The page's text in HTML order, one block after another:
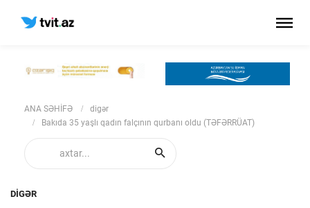
ANA SƏHİFƏ
digər
Bakıda 35 yaşlı qadın falçının qurbanı oldu (TƏFƏRRÜAT)
DIGƏR